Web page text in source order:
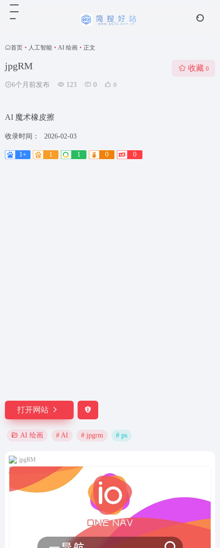
首页 • 人工智能 • AI 绘画 • 正文
jpgRM
6个月前发布 123 0 0
收藏 0
AI 魔术橡皮擦
收录时间： 2026-02-03
1+ 1 1 0 0
打开网站
AI 绘画 # AI # jpgrm # ps
jpgRM